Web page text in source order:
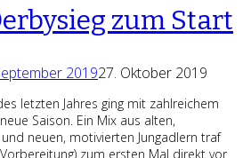
zum Start
201927. Oktober 2019
letzten Jahres ging mit zahlreichem
Saison. Ein Mix aus alten,
neuen, motivierten Jungadlern traf
zum ersten Mal direkt vor